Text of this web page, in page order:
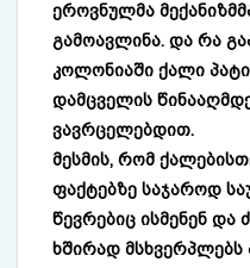
ეროვნულმა
გამოავლინა. და რა
კოლონიაში ქალი
დამცველის
ვავრცელებდით.
მესმის, რომ
ფაქტებზე საჯაროდ
წევრებიც ისმენენ და
ხშირად მსხვერპლებს